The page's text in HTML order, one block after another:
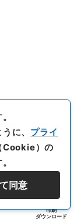
印刷
ダウンロード
に、 プライ
Cookie）の
同意